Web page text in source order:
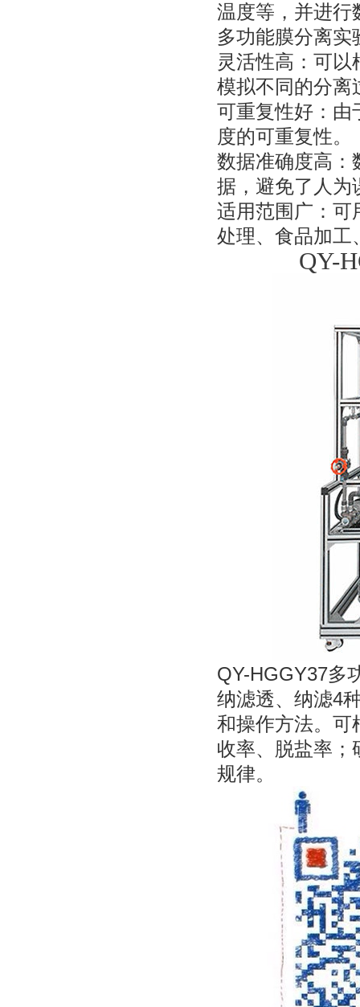
温度等，并进行
多功能膜分离实
灵活性高：可
模拟不同的分离
可重复性好：由
度的可重复性。
数据准确度高：
据，避免了人为
适用范围广：可
处理、食品加工
QY-
QY-HGGY37多
纳滤透、纳滤4
和操作方法。可
收率、脱盐率；
规律。